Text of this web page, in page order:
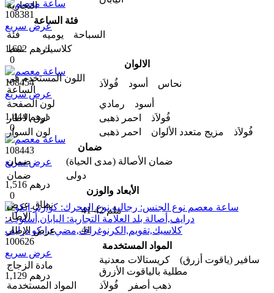
108381
عرض سريع
1,602 درهم
0
108454
عرض سريع
1,444 درهم
0
108443
عرض سريع
1,516 درهم
0
100626
عرض سريع
1,129 درهم
التجارية
فئة الساعة
فئة
السباحة يومیه
نمط
كلاسيك
الالوان
اللون المستخدم في
الساعة
نحاس أسود فُولاَذ
لون الصفحة
أسود رمادي
لون الاطار
فُولاَذ احمر ذهبی
لون السوار
فُولاَذ مزيج متعدد الألوان احمر ذهبی
ضمان
ضمان
ضمان الأصالة (مدى الحیاة)
ضمان
دولی
الأبعاد والوزن
نطاق عرض
الإطار
41-42 ملم
عرض الإطار
41
المواد المستخدمة
مادة الزجاج
سافير (ياقوت أزرق) كريستالات معدنية
مطلية بالياقوت الأزرق
المواد المستخدمة
ذهب أصفر فُولاَذ